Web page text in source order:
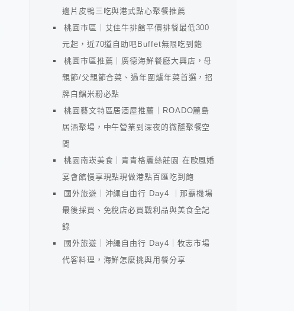
邊片皮鴨三吃與港式點心聚餐推薦
桃園市區｜艾佳牛排館平價排餐最低300
元起，近70道自助吧Buffet無限吃到飽
桃園市區推薦｜廣德海鮮餐廳大興店，母
親節/父親節合菜、過年圍爐年菜首選，招
牌白鯧米粉必點
桃園藝文特區居酒屋推薦｜ROADO麓島
居酒聚場，中午營業到深夜的微醺聚餐空
間
桃園南崁美食｜青青格麗絲莊園 在歐風婚
宴會館慢享現點現做港點百匯吃到飽
國外旅遊｜沖繩自由行 Day4 ｜那霸機場
最後採買、免稅店必買戰利品與美食全記
錄
國外旅遊｜沖繩自由行 Day4｜牧志市場
代客料理，海鮮怎麼挑與用餐分享